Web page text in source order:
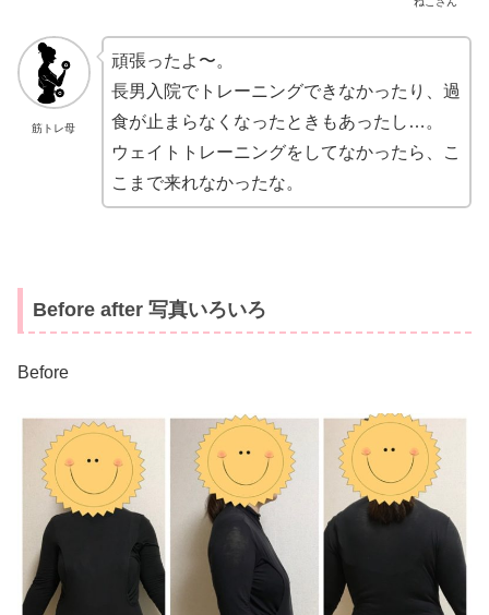
筋トレ母
頑張ったよ〜。
長男入院でトレーニングできなかったり、過
食が止まらなくなったときもあったし…。
ウェイトトレーニングをしてなかったら、こ
こまで来れなかったな。
Before after 写真いろいろ
Before